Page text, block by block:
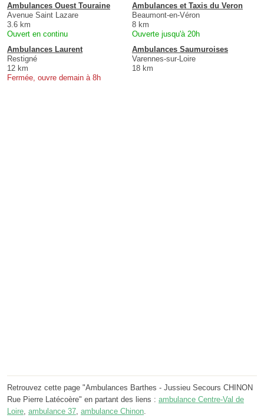
Ambulances Ouest Touraine
Avenue Saint Lazare
3.6 km
Ouvert en continu
Ambulances et Taxis du Veron
Beaumont-en-Véron
8 km
Ouverte jusqu'à 20h
Ambulances Laurent
Restigné
12 km
Fermée, ouvre demain à 8h
Ambulances Saumuroises
Varennes-sur-Loire
18 km
Retrouvez cette page "Ambulances Barthes - Jussieu Secours CHINON
Rue Pierre Latécoère" en partant des liens : ambulance Centre-Val de
Loire ambulance 37 ambulance Chinon